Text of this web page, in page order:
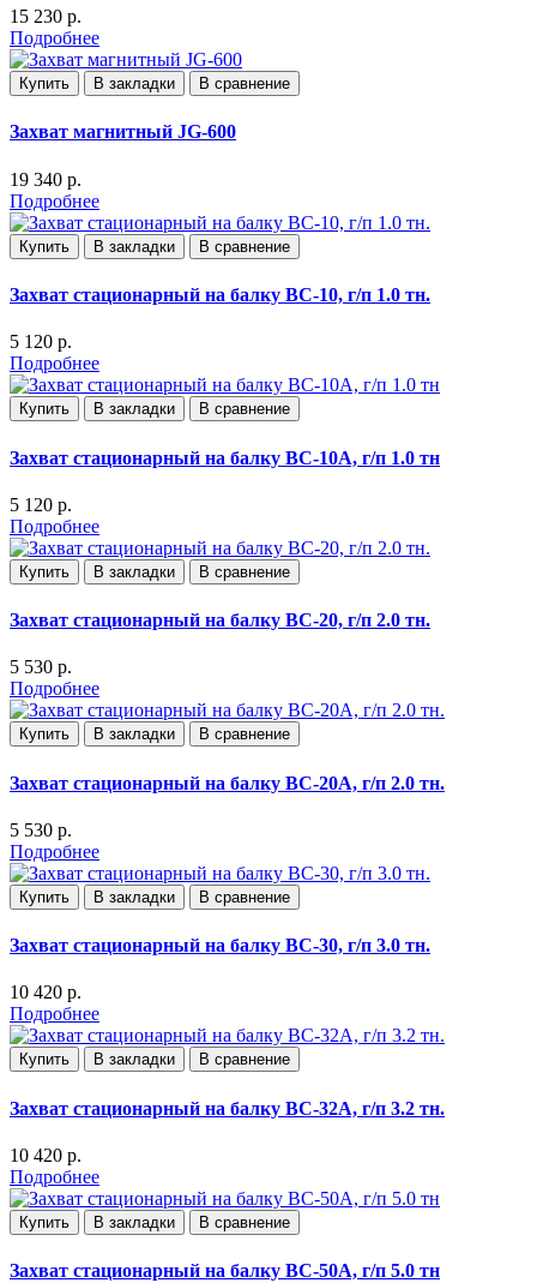
15 230 р.
Подробнее
Купить В закладки В сравнение
Захват магнитный JG-600
19 340 р.
Подробнее
Купить В закладки В сравнение
Захват стационарный на балку ВС-10, г/п 1.0 тн.
5 120 р.
Подробнее
Купить В закладки В сравнение
Захват стационарный на балку ВС-10А, г/п 1.0 тн
5 120 р.
Подробнее
Купить В закладки В сравнение
Захват стационарный на балку ВС-20, г/п 2.0 тн.
5 530 р.
Подробнее
Купить В закладки В сравнение
Захват стационарный на балку ВС-20А, г/п 2.0 тн.
5 530 р.
Подробнее
Купить В закладки В сравнение
Захват стационарный на балку ВС-30, г/п 3.0 тн.
10 420 р.
Подробнее
Купить В закладки В сравнение
Захват стационарный на балку ВС-32А, г/п 3.2 тн.
10 420 р.
Подробнее
Купить В закладки В сравнение
Захват стационарный на балку ВС-50А, г/п 5.0 тн